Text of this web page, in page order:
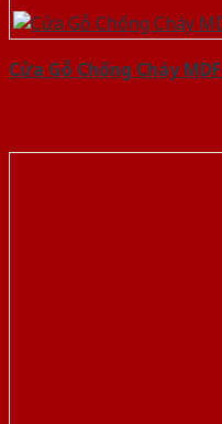
Cửa Gỗ Chống Cháy